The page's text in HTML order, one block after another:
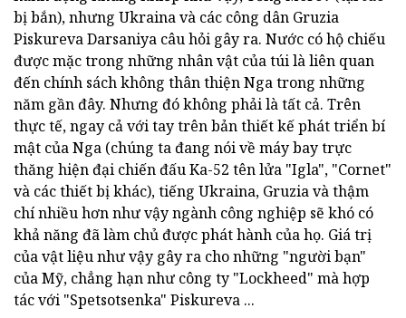
bị bắn), nhưng Ukraina và các công dân Gruzia
Piskureva Darsaniya câu hỏi gây ra. Nước có hộ chiếu
được mặc trong những nhân vật của túi là liên quan
đến chính sách không thân thiện Nga trong những
năm gần đây. Nhưng đó không phải là tất cả. Trên
thực tế, ngay cả với tay trên bản thiết kế phát triển bí
mật của Nga (chúng ta đang nói về máy bay trực
thăng hiện đại chiến đấu Ka-52 tên lửa "Igla", "Cornet"
và các thiết bị khác), tiếng Ukraina, Gruzia và thậm
chí nhiều hơn như vậy ngành công nghiệp sẽ khó có
khả năng đã làm chủ được phát hành của họ. Giá trị
của vật liệu như vậy gây ra cho những "người bạn"
của Mỹ, chẳng hạn như công ty "Lockheed" mà hợp
tác với "Spetsotsenka" Piskureva ...